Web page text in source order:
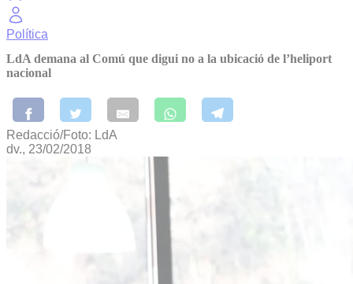
Política
LdA demana al Comú que digui no a la ubicació de l’heliport
nacional
Redacció/Foto: LdA
dv., 23/02/2018